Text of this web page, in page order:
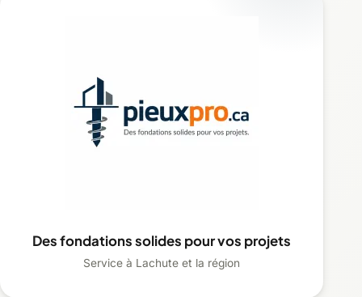
Des fondations solides pour vos projets
Service à Lachute et la région